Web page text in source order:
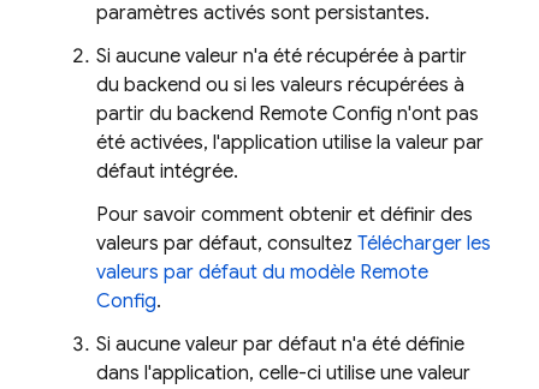
paramètres activés sont persistantes.
Si aucune valeur n'a été récupérée à partir
du backend ou si les valeurs récupérées à
partir du backend Remote Config n'ont pas
été activées, l'application utilise la valeur par
défaut intégrée.
Pour savoir comment obtenir et définir des
valeurs par défaut, consultez Télécharger les
valeurs par défaut du modèle Remote
Config.
Si aucune valeur par défaut n'a été définie
dans l'application, celle-ci utilise une valeur